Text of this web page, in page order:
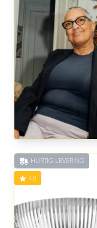
HURTIG LEVERING
4.8